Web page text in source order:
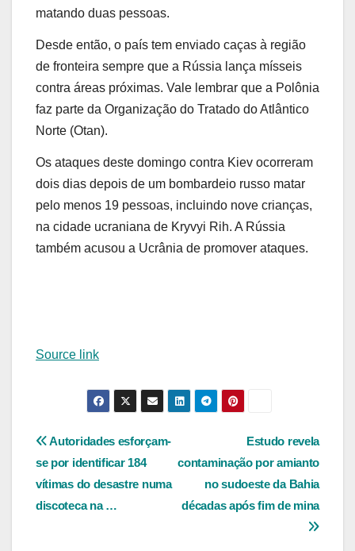
matando duas pessoas.
Desde então, o país tem enviado caças à região
de fronteira sempre que a Rússia lança mísseis
contra áreas próximas. Vale lembrar que a Polônia
faz parte da Organização do Tratado do Atlântico
Norte (Otan).
Os ataques deste domingo contra Kiev ocorreram
dois dias depois de um bombardeio russo matar
pelo menos 19 pessoas, incluindo nove crianças,
na cidade ucraniana de Kryvyi Rih. A Rússia
também acusou a Ucrânia de promover ataques.
Source link
Navegação
de
Post
Estudo revela
contaminação por amianto
no sudoeste da Bahia
décadas após fim de mina
Autoridades esforçam-
se por identificar 184
vítimas do desastre numa
discoteca na …